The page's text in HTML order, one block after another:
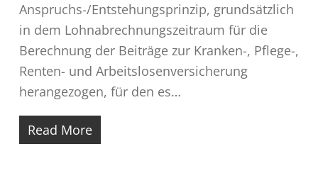
Anspruchs-/Entstehungsprinzip, grund­sätzlich
in dem Lohnabrechnungszeitraum für die
Berechnung der Beiträge zur Kran­ken-, Pflege-,
Renten- und Arbeitslosenversicherung
herangezogen, für den es…
Read More